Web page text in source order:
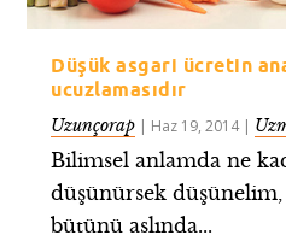
Düşük asgari ücretin
ucuzlamasıdır
Uzunçorap
Haz 19, 2014|
Bilimsel anlamda ne
düşünürsek düşünelim,
bütünü aslında...